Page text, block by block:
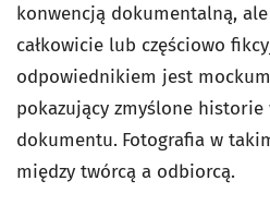
konwencją dokumentalną,
całkowicie lub częściowo
odpowiednikiem jest
pokazujący zmyślone
dokumentu. Fotografia w
między twórcą a odbiorcą.